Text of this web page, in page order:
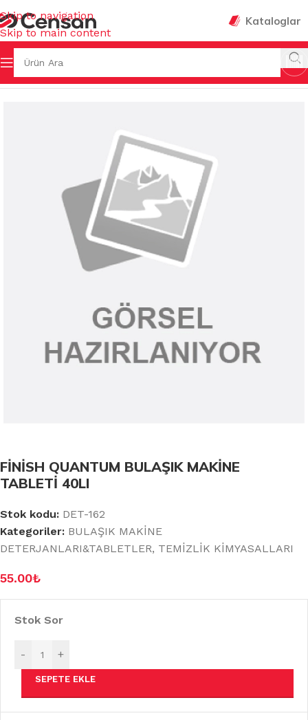
Skip to navigation
Skip to main content
Kataloglar
BULAŞIK MAKİNE DETERJANLARI&TABLETLER
FİNİSH QUANTUM BULAŞIK MAKİNE
TABLETİ 40LI
Stok kodu: DET-162
Kategoriler: BULAŞIK MAKİNE
DETERJANLARI&TABLETLER, TEMİZLİK KİMYASALLARI
55.00₺
Stok Sor
- +
SEPETE EKLE